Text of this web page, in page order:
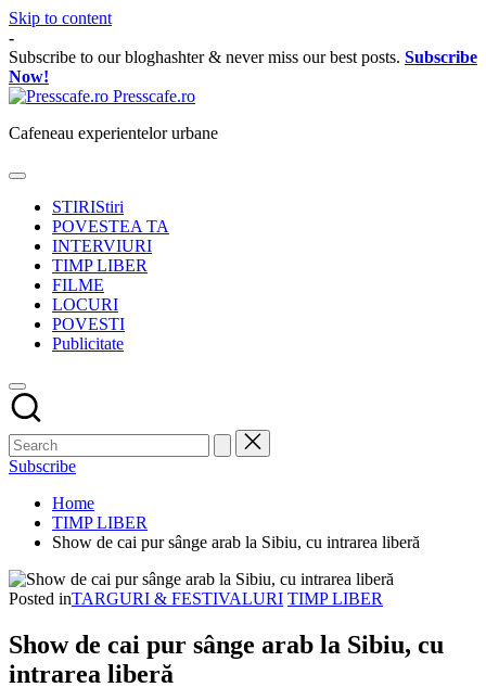
Skip to content
-
Subscribe to our bloghashter & never miss our best posts. Subscribe
Now!
Presscafe.ro
Cafeneau experientelor urbane
STIRIStiri
POVESTEA TA
INTERVIURI
TIMP LIBER
FILME
LOCURI
POVESTI
Publicitate
Subscribe
Home
TIMP LIBER
Show de cai pur sânge arab la Sibiu, cu intrarea liberă
Posted inTARGURI & FESTIVALURI TIMP LIBER
Show de cai pur sânge arab la Sibiu, cu
intrarea liberă